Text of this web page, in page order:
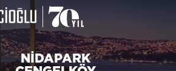
NİDAPARK